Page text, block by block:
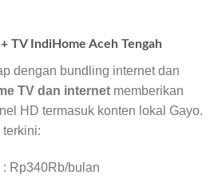
TV IndiHome Aceh Tengah
dengan bundling internet dan
TV dan internet memberikan
HD termasuk konten lokal Gayo.
terkini:
: Rp340Rb/bulan